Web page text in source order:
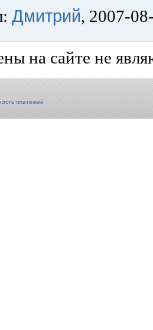
Дмитрий, 2007-
на сайте не
платежей